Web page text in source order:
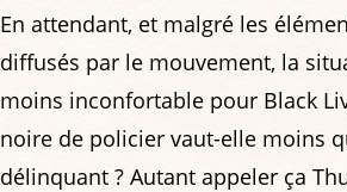
En attendant, et malgré les
diffusés par le mouvement, la
moins inconfortable pour Black
noire de policier vaut-elle moins
délinquant ? Autant appeler ça